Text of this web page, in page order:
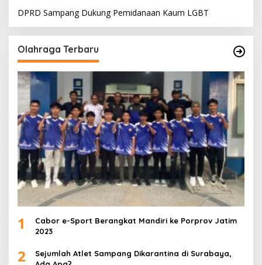
DPRD Sampang Dukung Pemidanaan Kaum LGBT
Olahraga Terbaru
1
Cabor e-Sport Berangkat Mandiri ke Porprov Jatim
2023
2
Sejumlah Atlet Sampang Dikarantina di Surabaya,